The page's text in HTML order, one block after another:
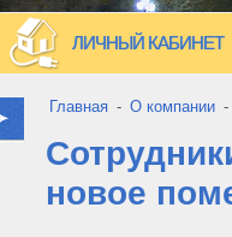
ЛИЧНЫЙ КАБИНЕТ
Главная - О компании -
новое